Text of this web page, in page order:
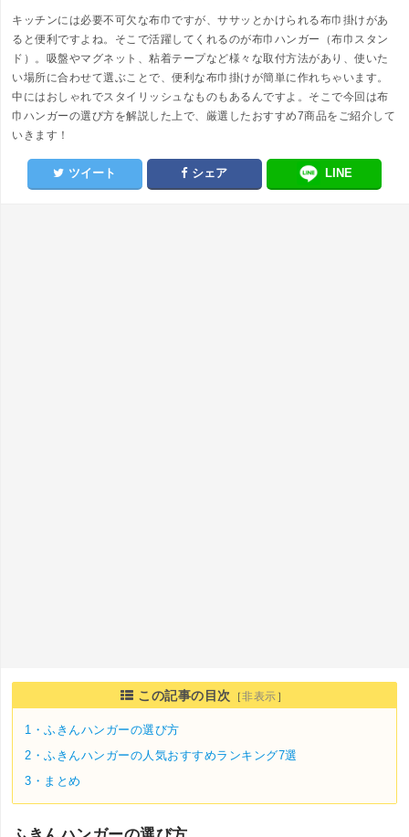
キッチンには必要不可欠な布巾ですが、ササッとかけられる布巾掛けがあ
ると便利ですよね。そこで活躍してくれるのが布巾ハンガー（布巾スタン
ド）。吸盤やマグネット、粘着テープなど様々な取付方法があり、使いた
い場所に合わせて選ぶことで、便利な布巾掛けが簡単に作れちゃいます。
中にはおしゃれでスタイリッシュなものもあるんですよ。そこで今回は布
巾ハンガーの選び方を解説した上で、厳選したおすすめ7商品をご紹介して
いきます！
ツイート シェア LINE
この記事の目次 ［非表示 ］
1・ふきんハンガーの選び方
2・ふきんハンガーの人気おすすめランキング7選
3・ まとめ